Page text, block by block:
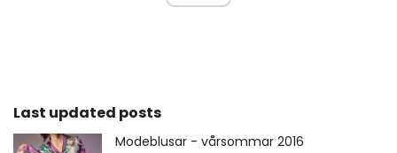
Last updated posts
Modeblusar - vårsommar 2016